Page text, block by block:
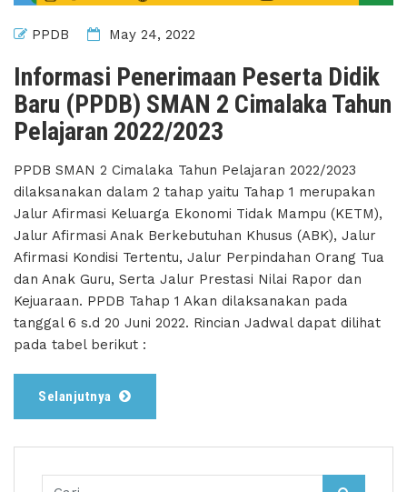
PPDB May 24, 2022
Informasi Penerimaan Peserta Didik
Baru (PPDB) SMAN 2 Cimalaka Tahun
Pelajaran 2022/2023
PPDB SMAN 2 Cimalaka Tahun Pelajaran 2022/2023
dilaksanakan dalam 2 tahap yaitu Tahap 1 merupakan
Jalur Afirmasi Keluarga Ekonomi Tidak Mampu (KETM),
Jalur Afirmasi Anak Berkebutuhan Khusus (ABK), Jalur
Afirmasi Kondisi Tertentu, Jalur Perpindahan Orang Tua
dan Anak Guru, Serta Jalur Prestasi Nilai Rapor dan
Kejuaraan. PPDB Tahap 1 Akan dilaksanakan pada
tanggal 6 s.d 20 Juni 2022. Rincian Jadwal dapat dilihat
pada tabel berikut :
Selanjutnya